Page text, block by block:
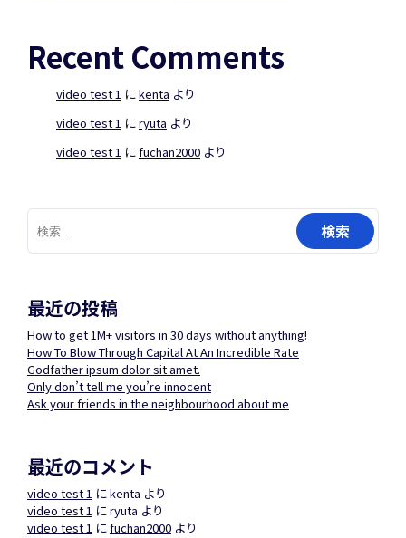
Recent Comments
video test 1 にkenta より
video test 1 にryuta より
video test 1 にfuchan2000 より
検
索:
最近の投稿
How to get 1M+ visitors in 30 days without anything!
How To Blow Through Capital At An Incredible Rate
Godfather ipsum dolor sit amet.
Only don’t tell me you’re innocent
Ask your friends in the neighbourhood about me
最近のコメント
video test 1 にkenta より
video test 1 にryuta より
video test 1 にfuchan2000 より